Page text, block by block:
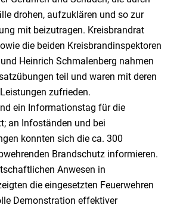
drohen, aufzuklären und so zur
mit beizutragen. Kreisbrandrat
die beiden Kreisbrandinspektoren
Heinrich Schmalenberg nahmen
teil und waren mit deren
zufrieden.
ein Informationstag für die
an Infoständen und bei
konnten sich die ca. 300
Brandschutz informieren.
Anwesen in
die eingesetzten Feuerwehren
Demonstration effektiver